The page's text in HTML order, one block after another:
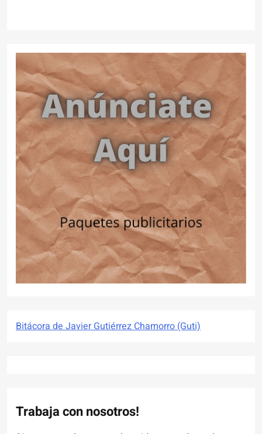
Bitácora de Javier Gutiérrez Chamorro (Guti)
Trabaja con nosotros!